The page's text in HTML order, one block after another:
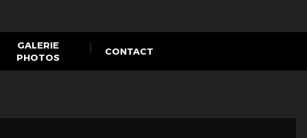
GALERIE
PHOTOS
CONTACT